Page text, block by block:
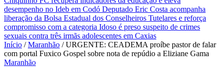
desempenho no Ideb em Codó Deputado Eric Costa acompanha
liberação da Bolsa Estadual dos Conselheiros Tutelares e reforça
compromisso com a categoria Idoso é preso suspeito de crimes
sexuais contra três irmãs adolescentes em Caxias
Início / Maranhão / URGENTE: CEADEMA proíbe pastor de falar
com portal Fuxico Gospel sobre nota de repúdio a Eliziane Gama
Maranhão